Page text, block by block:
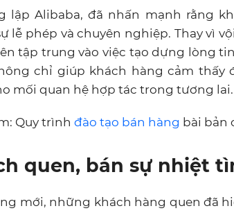
lập Alibaba, đã nhấn mạnh rằng
lễ phép và chuyên nghiệp. Thay vì
tập trung vào việc tạo dựng lòng
chỉ giúp khách hàng cảm thấy
mối quan hệ hợp tác trong tương lai.
Quy trình đào tạo bán hàng bài bản
quen, bán sự nhiệt
mới, những khách hàng quen đã